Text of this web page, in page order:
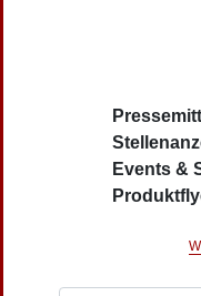
Events &